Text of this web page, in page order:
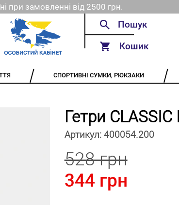
при замовленні від 2500 грн.
Кошик
СПОРТИВНІ СУМКИ, РЮКЗАКИ
Гетри CLASSIC II
Артикул: 400054.200
528 грн
344 грн